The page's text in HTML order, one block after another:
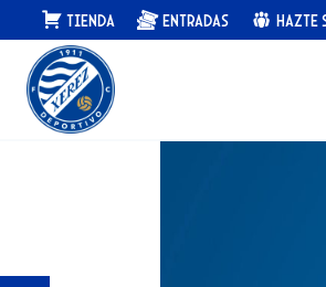
Saltar
al
contenido
Tienda Entradas Hazte